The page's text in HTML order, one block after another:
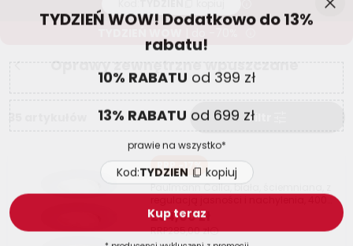
Oprawy zewnętrzne wpuszczane
35 artykułów Filtr
RRP -17%
Paulmann Calla, biała, ściemniana, z
regulacją jasności i nachylenia, 4000
K, 9
234,00 zł
RRP285,00 zł
13% RABATUod 699 zł
Kod:TYDZIEN kopiuj
Kup teraz